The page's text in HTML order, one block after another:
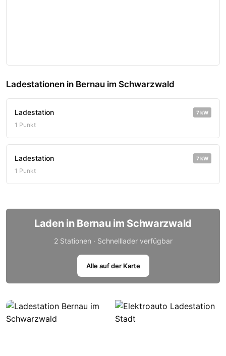
Ladestationen in Bernau im Schwarzwald
Ladestation 7 kW
1 Punkt
Ladestation 7 kW
1 Punkt
Laden in Bernau im Schwarzwald
2 Stationen · Schnelllader verfügbar
Alle auf der Karte